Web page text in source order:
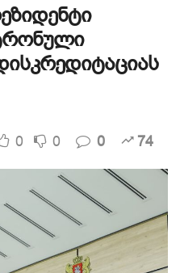
0 0 0 74